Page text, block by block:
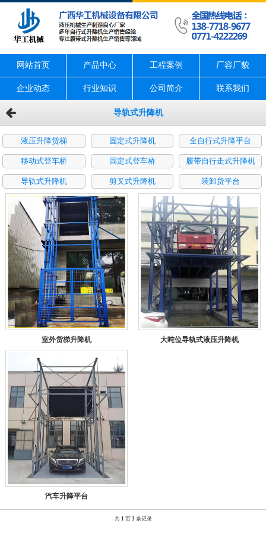
网站首页 产品中心 工程案例 厂容厂貌
企业动态 行业知识 公司简介 联系我们
导轨式升降机
液压升降货梯 固定式升降机 全自行式升降平台
移动式登车桥 固定式登车桥 履带自行走式升降机
导轨式升降机 剪叉式升降机 装卸货平台
室外货梯升降机 大吨位导轨式液压升降机
汽车升降平台
共 1 页 3 条记录